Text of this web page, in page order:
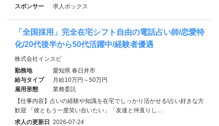
スポンサー
求人ボックス
「全国採用」完全在宅シフト自由の電話占い師/恋愛特
化/20代後半から50代活躍中/経験者優遇
株式会社インスピ
勤務地
愛知県 春日井市
給与タイプ
月給10万円～50万円
雇用形態
業務委託
【仕事内容】占いの経験や知識を在宅でしっかり活かせる!占い好きな方
歓迎 「彼ともう一度笑い合いたい」「友達と仲直りし…
求人の更新日 2026-07-24